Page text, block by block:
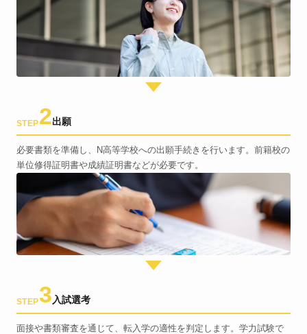
STEP2出願
必要書類を準備し、N高等学校への出願手続きを行います。前籍校の
単位修得証明書や成績証明書などが必要です。
STEP3 入試選考
面接や書類審査を通じて、転入学の適性を判定します。学力試験で